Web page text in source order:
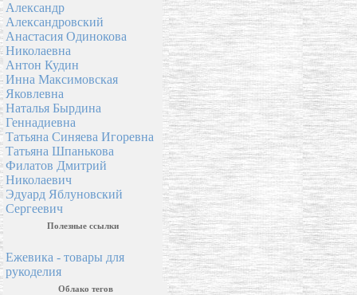
Александр
Александровский
Анастасия Одинокова
Николаевна
Антон Кудин
Инна Максимовская
Яковлевна
Наталья Бырдина
Геннадиевна
Татьяна Синяева Игоревна
Татьяна Шпанькова
Филатов Дмитрий
Николаевич
Эдуард Яблуновский
Сергеевич
Полезные ссылки
Ежевика - товары для
рукоделия
Облако тегов